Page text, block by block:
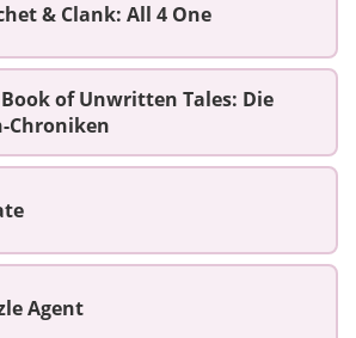
& Clank: All 4 One
of Unwritten Tales: Die
Chroniken
Agent